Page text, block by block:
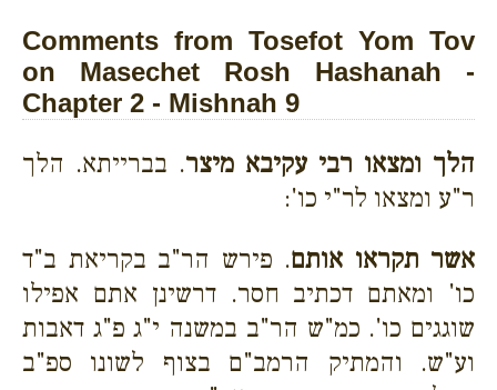
Comments from Tosefot Yom Tov
on Masechet Rosh Hashanah -
Chapter 2 - Mishnah 9
הלך ומצאו רבי עקיבא מיצר. בברייתא. הלך
ר"ע ומצאו לר"י כו':
אשר תקראו אותם. פירש הר"ב בקריאת ב"ד
כו' ומאתם דכתיב חסר. דרשינן אתם אפילו
שוגגים כו'. כמ"ש הר"ב במשנה י"ג פ"ג דאבות
וע"ש. והמתיק הרמב"ם בצוף לשונו ספ"ב